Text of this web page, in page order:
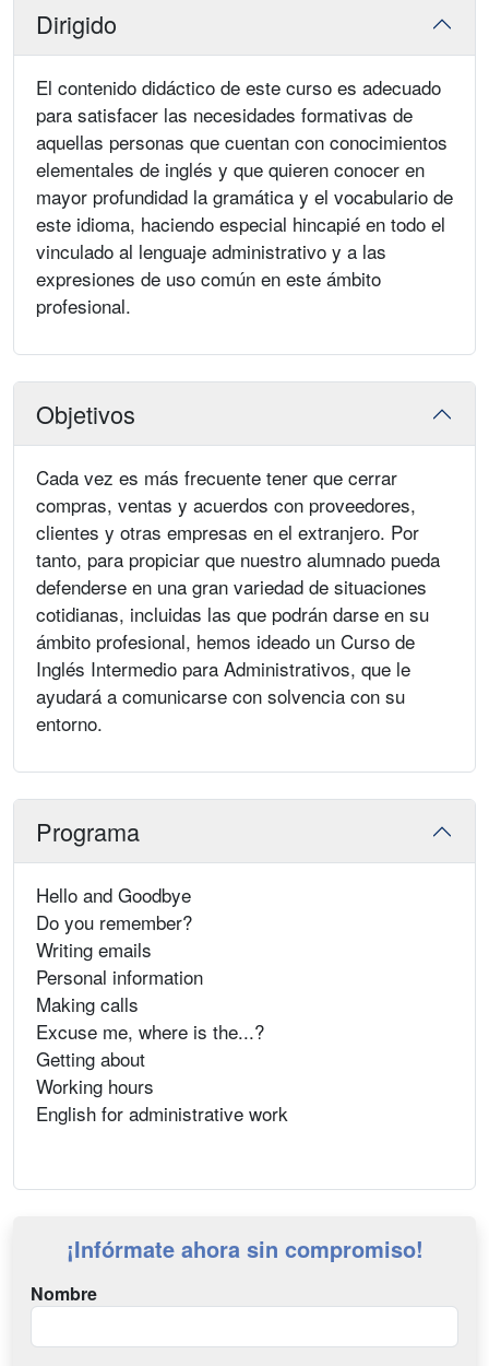
Dirigido
El contenido didáctico de este curso es adecuado
para satisfacer las necesidades formativas de
aquellas personas que cuentan con conocimientos
elementales de inglés y que quieren conocer en
mayor profundidad la gramática y el vocabulario de
este idioma, haciendo especial hincapié en todo el
vinculado al lenguaje administrativo y a las
expresiones de uso común en este ámbito
profesional.
Objetivos
Cada vez es más frecuente tener que cerrar
compras, ventas y acuerdos con proveedores,
clientes y otras empresas en el extranjero. Por
tanto, para propiciar que nuestro alumnado pueda
defenderse en una gran variedad de situaciones
cotidianas, incluidas las que podrán darse en su
ámbito profesional, hemos ideado un Curso de
Inglés Intermedio para Administrativos, que le
ayudará a comunicarse con solvencia con su
entorno.
Programa
Hello and Goodbye
Do you remember?
Writing emails
Personal information
Making calls
Excuse me, where is the...?
Getting about
Working hours
English for administrative work
¡Infórmate ahora sin compromiso!
Nombre